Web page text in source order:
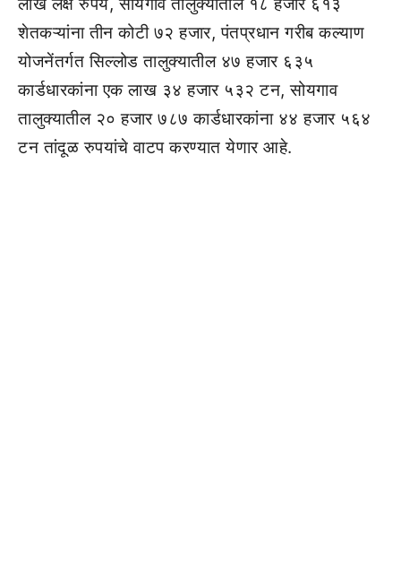
शेतकऱ्यांना तीन कोटी ७२ हजार, पंतप्रधान गरीब कल्याण
योजनेंतर्गत सिल्लोड तालुक्यातील ४७ हजार ६३५
कार्डधारकांना एक लाख ३४ हजार ५३२ टन, सोयगाव
तालुक्यातील २० हजार ७८७ कार्डधारकांना ४४ हजार ५६४
टन तांदूळ रुपयांचे वाटप करण्यात येणार आहे.